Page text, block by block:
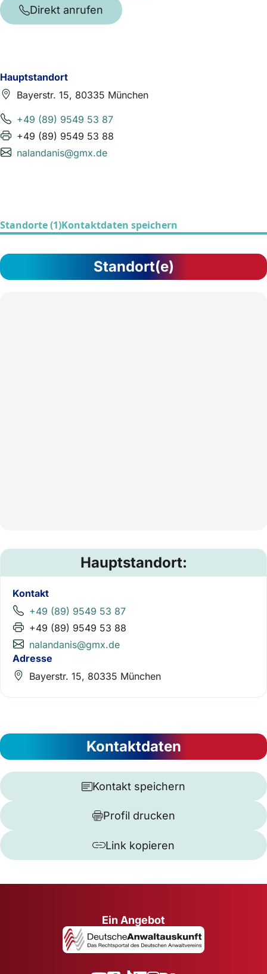
Hauptstandort
Bayerstr. 15, 80335 München
+49 (89) 9549 53 87
+49 (89) 9549 53 88
nalandanis@gmx.de
Direkt anrufen
Standorte (1)Kontaktdaten speichern
Standort(e)
Hauptstandort:
Kontakt
+49 (89) 9549 53 87
+49 (89) 9549 53 88
nalandanis@gmx.de
Adresse
Bayerstr. 15, 80335 München
Kontaktdaten
Kontakt speichern
Profil drucken
Link kopieren
Ein Angebot